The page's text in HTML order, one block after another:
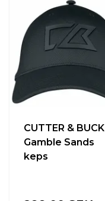
CUTTER & BUCK
Gamble Sands
keps